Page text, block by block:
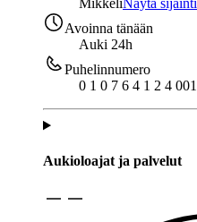
Mikkeli Näytä
Avoinna tänään
Auki 24h
Puhelinnumero
0 1 0 7 6 4 1 2 4 0
Aukioloajat ja palvelut